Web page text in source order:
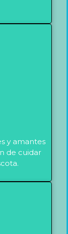
y amantes
de cuidar